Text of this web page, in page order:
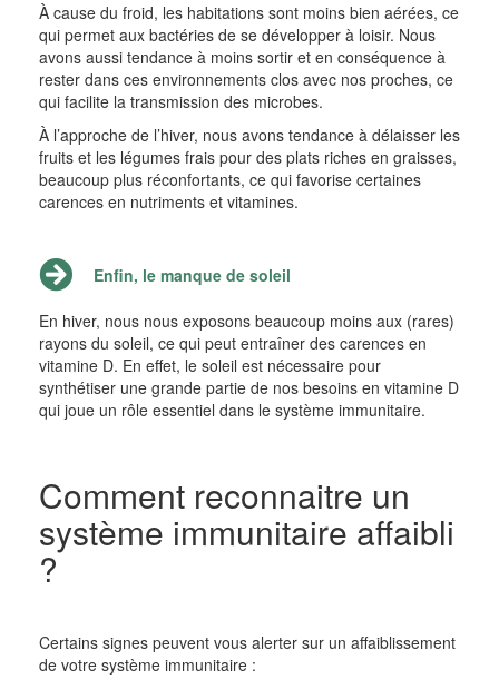
À cause du froid, les habitations sont moins bien aérées, ce
qui permet aux bactéries de se développer à loisir. Nous
avons aussi tendance à moins sortir et en conséquence à
rester dans ces environnements clos avec nos proches, ce
qui facilite la transmission des microbes.
À l’approche de l’hiver, nous avons tendance à délaisser les
fruits et les légumes frais pour des plats riches en graisses,
beaucoup plus réconfortants, ce qui favorise certaines
carences en nutriments et vitamines.
Enfin, le manque de soleil
En hiver, nous nous exposons beaucoup moins aux (rares)
rayons du soleil, ce qui peut entraîner des carences en
vitamine D. En effet, le soleil est nécessaire pour
synthétiser une grande partie de nos besoins en vitamine D
qui joue un rôle essentiel dans le système immunitaire.
Comment reconnaitre un
système immunitaire affaibli
?
Certains signes peuvent vous alerter sur un affaiblissement
de votre système immunitaire :